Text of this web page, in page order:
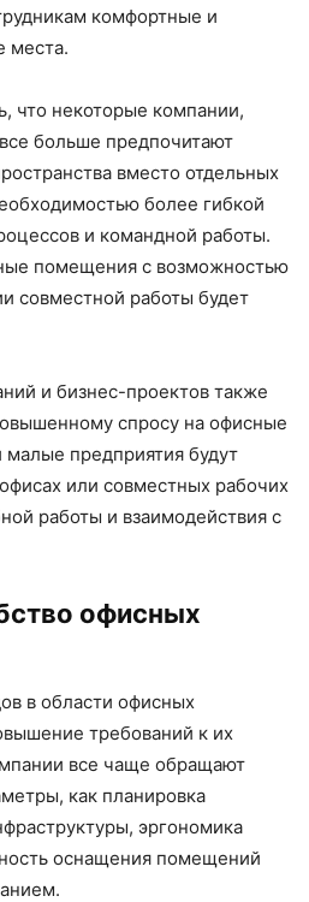
комфортные и
места.
что некоторые компании,
больше предпочитают
вместо отдельных
более гибкой
и командной работы.
помещения с возможностью
совместной работы будет
и бизнес-проектов также
спросу на офисные
предприятия будут
или совместных рабочих
работы и взаимодействия с
офисных
в области офисных
требований к их
все чаще обращают
как планировка
эргономика
оснащения помещений